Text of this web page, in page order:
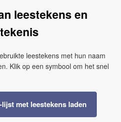
leestekens en
leestekens met hun naam
Klik op een symbool om het snel
met leestekens laden